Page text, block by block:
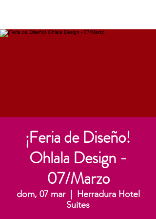
¡Feria de Diseño!
Ohlala Design -
07/Marzo
dom, 07 mar
  |
Herradura Hotel
Suites